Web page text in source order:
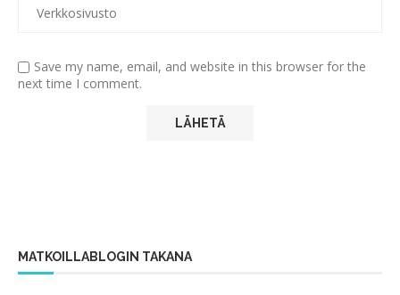
Save my name, email, and website in this browser for the
next time I comment.
MATKOILLABLOGIN TAKANA